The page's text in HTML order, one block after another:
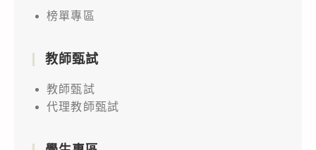
榜單專區
教師甄試
教師甄試
代理教師甄試